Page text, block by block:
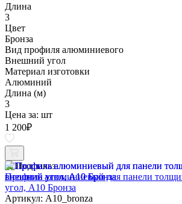
Длина
3
Цвет
Бронза
Вид профиля алюминиевого
Внешний угол
Материал изготовки
Алюминий
Длина (м)
3
Цена за: шт
1 200₽
Под заказ
Профиль алюминиевый для панели
угол, A10 Бронза
Артикул: A10_bronza